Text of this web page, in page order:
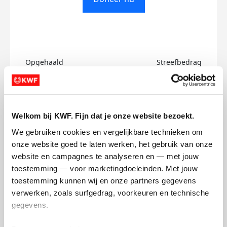
Welkom bij KWF. Fijn dat je onze website bezoekt.
We gebruiken cookies en vergelijkbare technieken om
onze website goed te laten werken, het gebruik van onze
website en campagnes te analyseren en — met jouw
toestemming — voor marketingdoeleinden. Met jouw
toestemming kunnen wij en onze partners gegevens
verwerken, zoals surfgedrag, voorkeuren en technische
gegevens.
Opgehaald
€0
Streefbedrag
€500
Rutger's badges